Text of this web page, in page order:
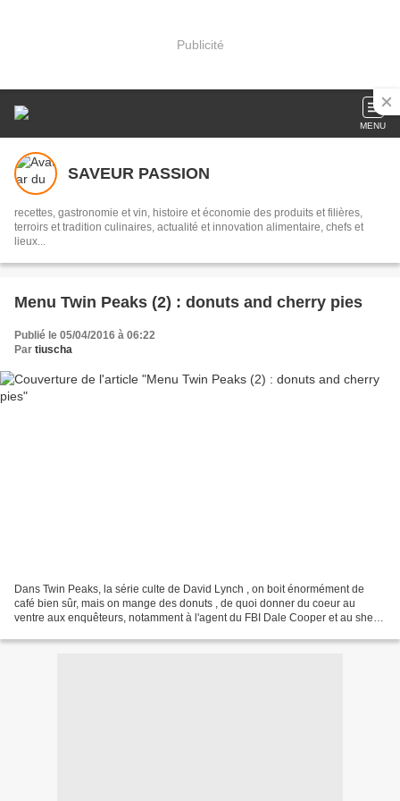
Publicité
MENU
SAVEUR PASSION
recettes, gastronomie et vin, histoire et économie des produits et filières,
terroirs et tradition culinaires, actualité et innovation alimentaire, chefs et
lieux...
Menu Twin Peaks (2) : donuts and cherry pies
Publié le 05/04/2016 à 06:22
Par tiuscha
Dans Twin Peaks, la série culte de David Lynch , on boit énormément de
café bien sûr, mais on mange des donuts , de quoi donner du coeur au
ventre aux enquêteurs, notamment à l'agent du FBI Dale Cooper et au sheriff